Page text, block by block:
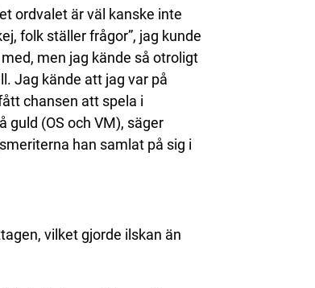
ordvalet är väl kanske inte
folk ställer frågor”, jag kunde
men jag kände så otroligt
Jag kände att jag var på
chansen att spela i
guld (OS och VM), säger
han samlat på sig i
vilket gjorde ilskan än